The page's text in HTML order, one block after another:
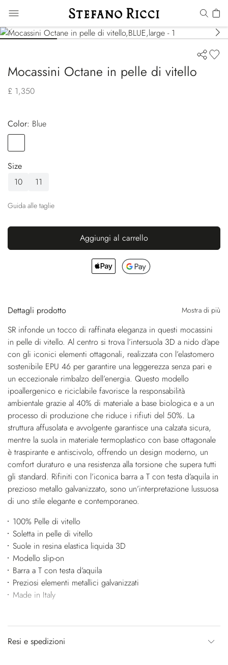
Mocassini Octane in pelle di vitello
£ 1,350
Color:
blue
Size
10
11
Guida alle taglie
Aggiungi al carrello
Dettagli prodotto Mostra di più
SR infonde un tocco di raffinata eleganza in questi mocassini
in pelle di vitello. Al centro si trova l’intersuola 3D a nido d’ape
con gli iconici elementi ottagonali, realizzata con l’elastomero
sostenibile EPU 46 per garantire una leggerezza senza pari e
un eccezionale rimbalzo dell’energia. Questo modello
ipoallergenico e riciclabile favorisce la responsabilità
ambientale grazie al 40% di materiale a base biologica e a un
processo di produzione che riduce i rifiuti del 50%. La
struttura affusolata e avvolgente garantisce una calzata sicura,
mentre la suola in materiale termoplastico con base ottagonale
è traspirante e antiscivolo, offrendo un design moderno, un
comfort duraturo e una resistenza alla torsione che supera tutti
gli standard. Rifiniti con l’iconica barra a T con testa d’aquila in
prezioso metallo galvanizzato, sono un’interpretazione lussuosa
di uno stile elegante e contemporaneo.
100% Pelle di vitello
Soletta in pelle di vitello
Suole in resina elastica liquida 3D
Modello slip-on
Barra a T con testa d’aquila
Preziosi elementi metallici galvanizzati
Made in Italy
Resi e spedizioni